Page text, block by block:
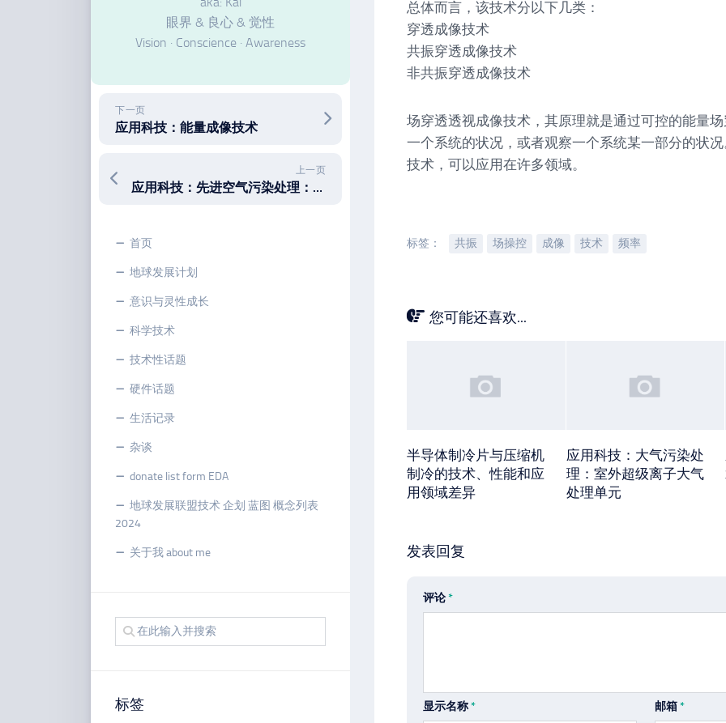
眼界 & 良心 & 觉性
Vision · Conscience · Awareness
下一页
应用科技：能量成像技术
上一页
应用科技：先进空气污染处理：场牵引吸附装置
首页
地球发展计划
意识与灵性成长
科学技术
技术性话题
硬件话题
生活记录
杂谈
donate list form EDA
地球发展联盟技术 企划 蓝图 概念列表
2024
关于我 about me
标签
总体而言，该技术分以下几类：
穿透成像技术
共振穿透成像技术
非共振穿透成像技术
场穿透透视成像技术，其原理就是通过可控的能量
一个系统的状况，或者观察一个系统某一部分的状
技术，可以应用在许多领域。
标签： 共振 场操控 成像 技术 频率
您可能还喜欢...
半导体制冷片与压缩机
制冷的技术、性能和应
用领域差异
应用科技：大气污染处
理：室外超级离子大气
处理单元
发表回复
评论*
显示名称* 邮箱*